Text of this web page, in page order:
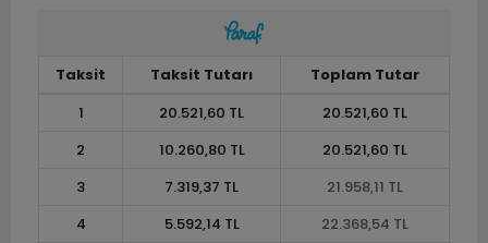
Taksit Taksit Tutarı
Toplam Tutar
1
20.521,60 TL
20.521,60 TL
2
10.260,80 TL
20.521,60 TL
3
7.319,37 TL
21.958,11 TL
4
5.592,14 TL
22.368,54 TL